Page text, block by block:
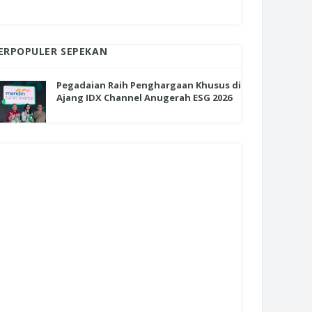
SEPEKAN
Pegadaian Raih Penghargaan Khusus di
Ajang IDX Channel Anugerah ESG 2026